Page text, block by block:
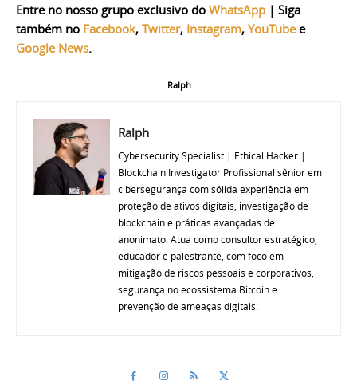
Entre no nosso grupo exclusivo do WhatsApp | Siga
também no Facebook, Twitter, Instagram, YouTubee
Google News.
Ralph
Ralph
Cybersecurity Specialist | Ethical Hacker |
Blockchain Investigator Profissional sênior em
cibersegurança com sólida experiência em
proteção de ativos digitais, investigação de
blockchain e práticas avançadas de
anonimato. Atua como consultor estratégico,
educador e palestrante, com foco em
mitigação de riscos pessoais e corporativos,
segurança no ecossistema Bitcoin e
prevenção de ameaças digitais.